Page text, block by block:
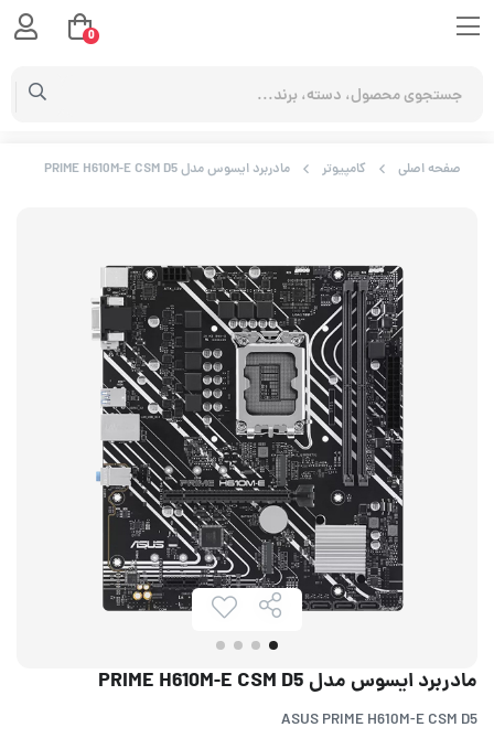
صفحه اصلی کامپیوتر مادربرد ایسوس مدل PRIME H610M-E CSM D5
مادربرد ایسوس مدل PRIME H610M-E CSM D5
ASUS PRIME H610M-E CSM D5
0